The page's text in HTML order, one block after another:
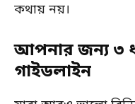
কথায় নয়।
আপনার জন্য ৩
গাইডলাইন